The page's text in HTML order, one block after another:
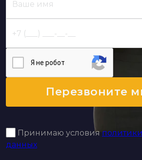
Я нe poбoт
Перезвоните
Принимаю условия
данных